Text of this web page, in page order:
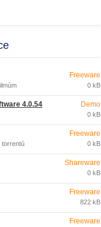
Freeware
0 kB
4.0.54 Demo
0 kB
torrentů
Freeware
0 kB
Shareware
0 kB
Freeware
822 kB
Freeware